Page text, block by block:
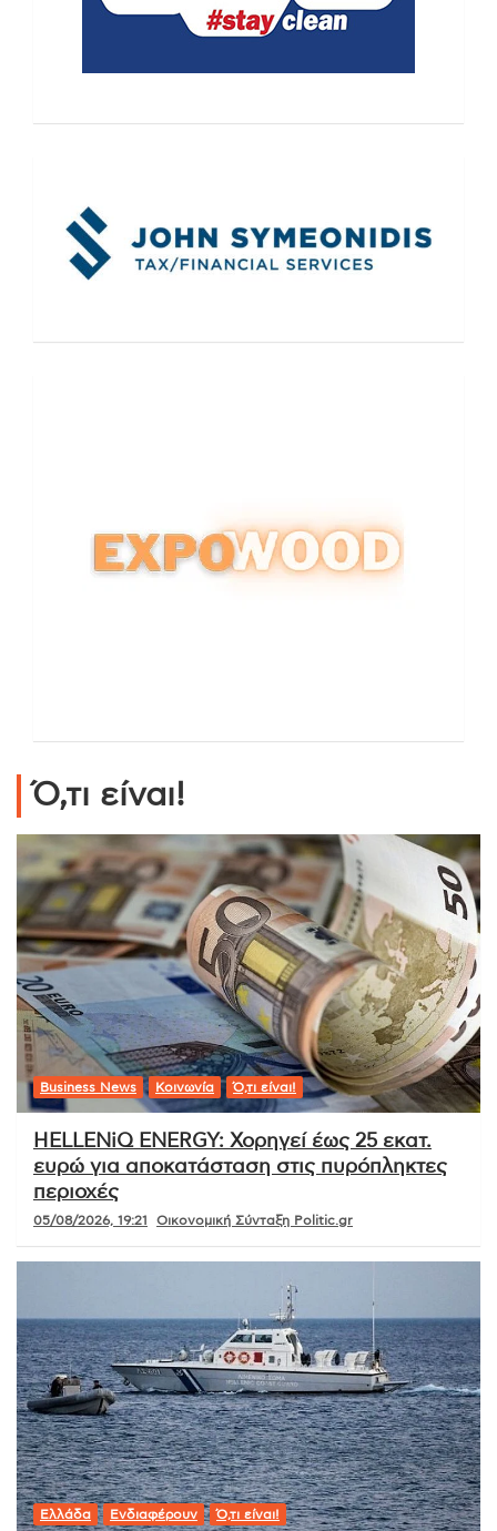
Ό,τι είναι!
Business News Κοινωνία Ό,τι είναι!
HELLENiQ ENERGY: Χορηγεί έως 25 εκατ.
ευρώ για αποκατάσταση στις πυρόπληκτες
περιοχές
05/08/2026, 19:21 Οικονομική Σύνταξη Politic.gr
Ελλάδα Ενδιαφέρουν Ό,τι είναι!